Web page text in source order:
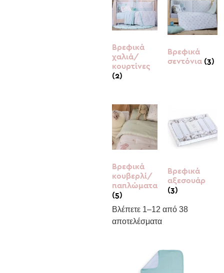
Βρεφικά
χαλιά/
κουρτίνες
(2)
Βρεφικά
σεντόνια (3)
Βρεφικά
κουβερλί/
παπλώματα
(5)
Βρεφικά
αξεσουάρ
(3)
Βλέπετε 1–12 από 38
αποτελέσματα